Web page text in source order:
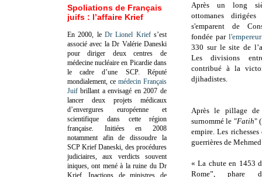
Après un long
ottomanes
s'emparent de
fondée par
330 sur le site de
Les divisions
contribué à la
djihadistes.
Après le pillage
surnommé le "Fatih"
empire. Les
guerrières de
« La chute en 1453
Rome”, phare
Spoliations de Français
juifs : l’affaire Krief
En 2000, le Dr Lionel Kriefs’est
associé avec la Dr Valérie Daneski
pour diriger deux centres de
médecine nucléaire en Picardie dans
le cadre d’une SCP. Réputé
mondialement, ce médecin Français
Juif brillant a envisagé en 2007 de
lancer deux projets médicaux
d’envergures européenne et
scientifique dans cette région
française. Initiées en 2008
notamment afin de dissoudre la
SCP Krief Daneski, des procédures
judiciaires, aux verdicts souvent
iniques, ont mené à la ruine du Dr
Krief.Inactions de ministres de